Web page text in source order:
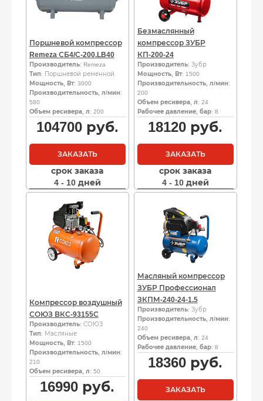
Поршневой компрессор
Remeza СБ4/С-200.LB40
Производитель: Remeza
Тип: Поршневой ременной
Мощность, Вт: 3000
Производительность, л/мин:
580
Объем ресивера, л: 200
104700руб.
ЗАКАЗАТЬ
срок заказа
4 - 10 дней
Безмаслянный
компрессор ЗУБР
КП-200-24
Производитель: Зубр
Мощность, Вт: 1500
Производительность, л/мин:
200
Объем ресивера, л: 24
Рабочее давление, бар: 8
18120 руб.
ЗАКАЗАТЬ
срок заказа
4 - 10 дней
Компрессор воздушный
СОЮЗ ВКС-93155С
Производитель: СОЮЗ
Тип: Масляные
Мощность, Вт: 1500
Производительность, л/мин:
210
Объем ресивера, л: 50
16990 руб.
Масляный компрессор
ЗУБР Профессионал
ЗКПМ-240-24-1.5
Производитель: Зубр
Производительность, л/мин:
240
Объем ресивера, л: 24
Рабочее давление, бар: 8
18360 руб.
ЗАКАЗАТЬ